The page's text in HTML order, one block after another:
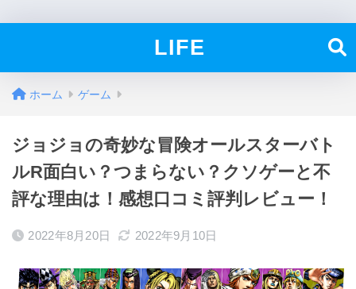
LIFE
ホーム ゲーム
ジョジョの奇妙な冒険オールスターバト
ルR面白い？つまらない？クソゲーと不
評な理由は！感想口コミ評判レビュー！
2022年8月20日 2022年9月10日